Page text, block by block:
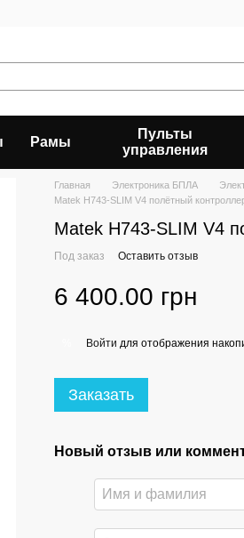
Рамы
Пульты
управления
Главная Электроника БПЛА
Matek H743-SLIM V4 полётный
Matek H743-SLIM V4
Под заказ Оставить отзыв
6 400.00 грн
Войти для отображения
Заказать
Новый отзыв или